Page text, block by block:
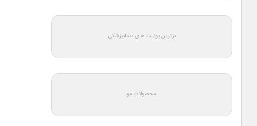
برترین یونیت های دندانپزشکی
محصولات مو